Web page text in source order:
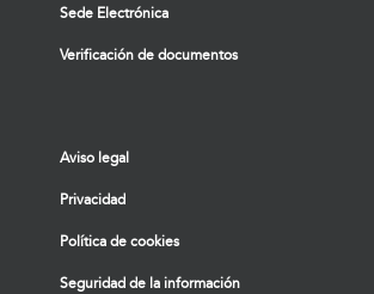
Sede Electrónica
Verificación de documentos
Aviso legal
Privacidad
Política de cookies
Seguridad de la información